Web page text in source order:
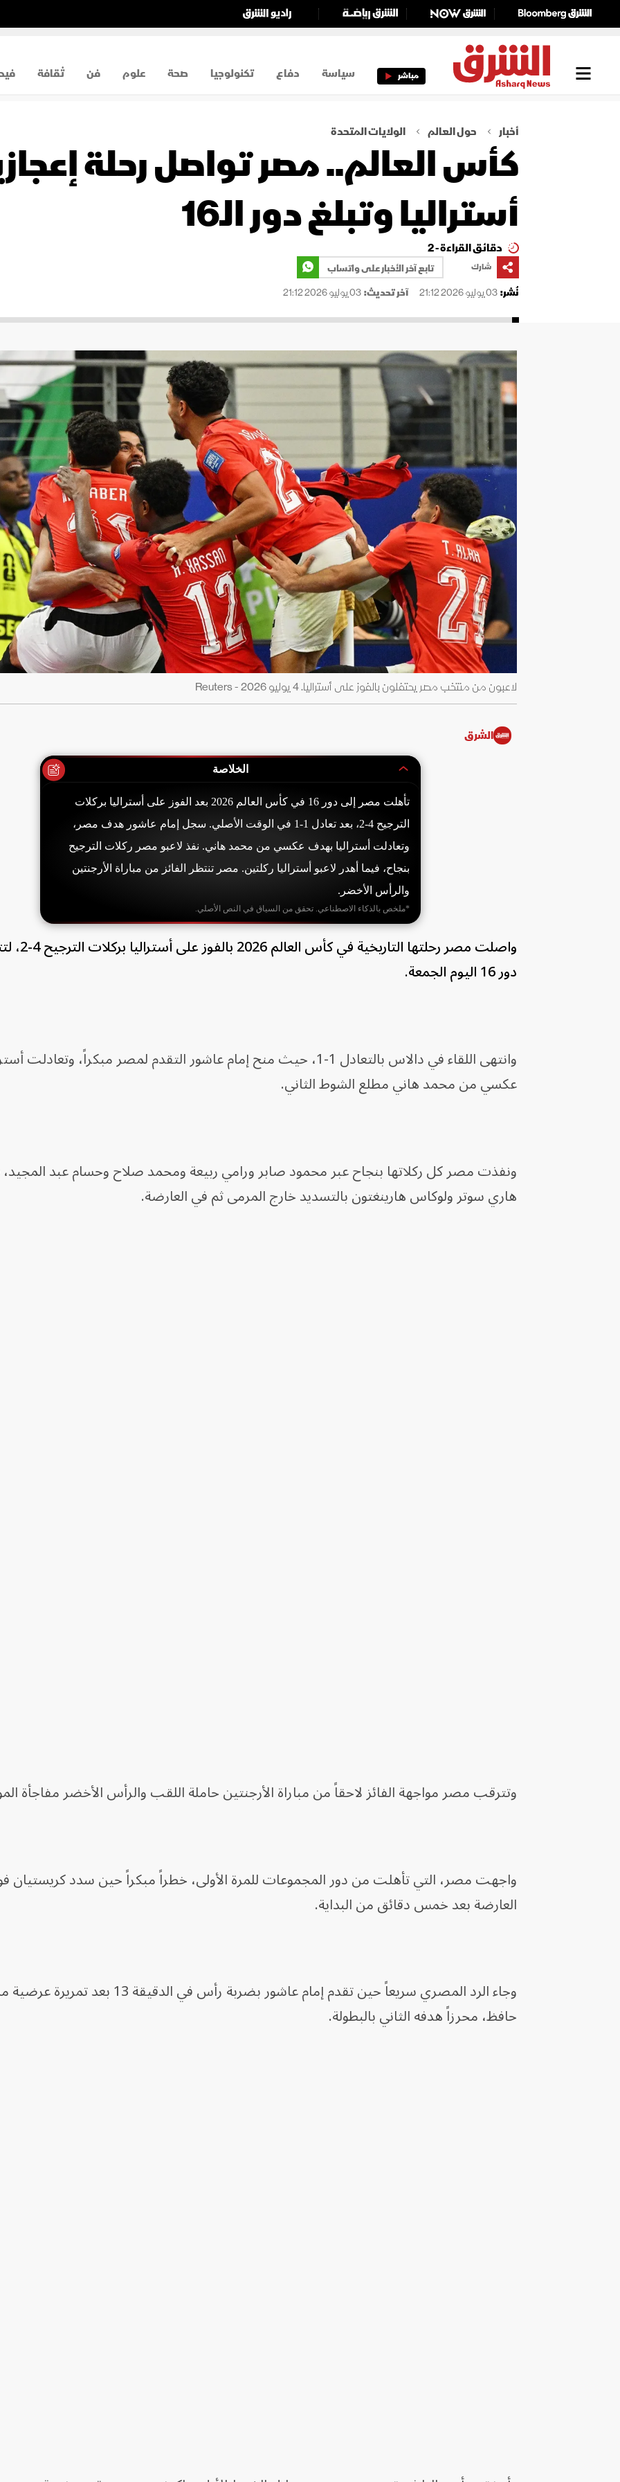
مباشر سياسة دفاع تكنولوجيا صحة علوم فن ثقافة
أخبار حول العالم الولايات المتحدة
كأس العالم.. مصر تواصل رحلة
أستراليا وتبلغ دور الـ16
دقائق القراءة - 2
شارك
تابع آخر الأخبار على واتساب
نُشر:03 يوليو 2026 21:12 آخر تحديث:03 يوليو 2026 21:12
لاعبون من منتخب مصر يحتفلون بالفوز على أستراليا. 4 يوليو 2026 - Reuters
الشرق
الخلاصة
تأهلت مصر إلى دور 16 في كأس العالم 2026 بعد الفوز على أستراليا بركلات
الترجيح 4-2، بعد تعادل 1-1 في الوقت الأصلي. سجل إمام عاشور هدف مصر،
وتعادلت أستراليا بهدف عكسي من محمد هاني. نفذ لاعبو مصر ركلات الترجيح
بنجاح، فيما أهدر لاعبو أستراليا ركلتين. مصر تنتظر الفائز من مباراة الأرجنتين
والرأس الأخضر.
*ملخص بالذكاء الاصطناعي. تحقق من السياق في النص الأصلي.
واصلت مصر رحلتها
دور 16 اليوم الجمعة.
وانتهى اللقاء في دالاس بالتعادل 1-1، حيث منح إمام عاشور التقدم لمصر مبكراً،
عكسي من محمد هاني مطلع الشوط الثاني.
ونفذت مصر كل ركلاتها بنجاح عبر محمود صابر ورامي ربيعة ومحمد صلاح وحسام عبد المجيد،
هاري سوتر ولوكاس هارينغتون بالتسديد خارج المرمى ثم في العارضة.
وتترقب مصر مواجهة الفائز لاحقاً من مباراة الأرجنتين حاملة اللقب والرأس الأخضر مفاجأة
واجهت مصر، التي تأهلت من دور المجموعات للمرة الأولى، خطراً مبكراً حين سدد كريستيان
العارضة بعد خمس دقائق من البداية.
وجاء الرد المصري سريعاً حين تقدم إمام عاشور بضربة رأس في الدقيقة
حافظ، محرزاً هدفه الثاني بالبطولة.